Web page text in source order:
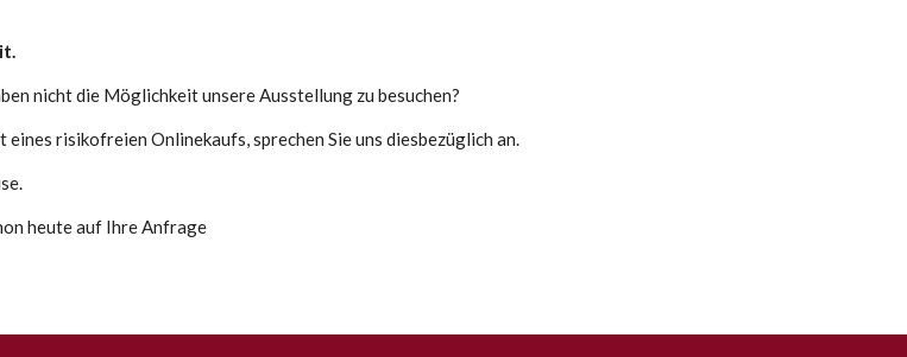
nicht die Möglichkeit unsere Ausstellung zu besuchen?
risikofreien Onlinekaufs, sprechen Sie uns diesbezüglich an.
heute auf Ihre Anfrage